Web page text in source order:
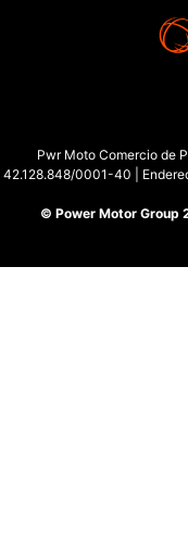
Pwr Moto Comercio de
42.128.848/0001-40 |
© Power Motor Group